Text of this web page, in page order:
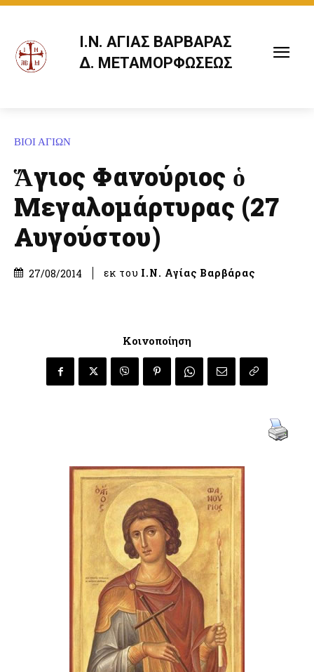
Ι.Ν. ΑΓΙΑΣ ΒΑΡΒΑΡΑΣ
Δ. ΜΕΤΑΜΟΡΦΩΣΕΩΣ
ΒΙΟΙ ΑΓΙΩΝ
Ἅγιος Φανούριος ὁ
Μεγαλομάρτυρας (27
Αυγούστου)
27/08/2014 εκ του Ι.Ν. Αγίας Βαρβάρας
Κοινοποίηση